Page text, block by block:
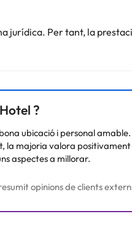
jurídica. Per tant, la
?
ubicació i personal
majoria valora
aspectes a millorar.
opinions de clients